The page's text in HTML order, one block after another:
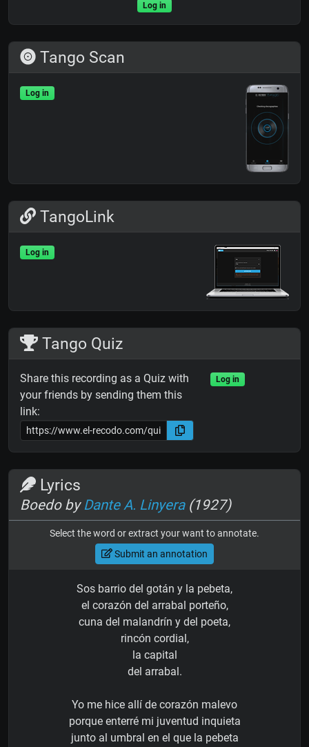
Log in
Tango Scan
Log in
TangoLink
Log in
Tango Quiz
Share this recording as a Quiz with
your friends by sending them this
link:
Log in
Lyrics
Boedo byDante A. Linyera(1927)
Select the word or extract your want to annotate.
Submit an annotation
Sos barrio del gotán y la pebeta,
el corazón del arrabal porteño,
cuna del malandrín y del poeta,
rincón cordial,
la capital
del arrabal.
Yo me hice allí de corazón malevo
porque enterré mi juventud inquieta
junto al umbral en el que la pebeta